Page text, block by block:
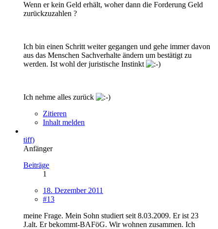
Wenn er kein Geld erhält, woher dann die Forderung Geld
zurückzuzahlen ?
Ich bin einen Schritt weiter gegangen und gehe immer davon
aus das Menschen Sachverhalte ändern um bestätigt zu
werden. Ist wohl der juristische Instinkt
Ich nehme alles zurück
Zitieren
Inhalt melden
tiff)
Anfänger
Beiträge
1
18. Dezember 2011
#13
meine Frage. Mein Sohn studiert seit 8.03.2009. Er ist 23
J.alt. Er bekommt-BAFöG. Wir wohnen zusammen. Ich